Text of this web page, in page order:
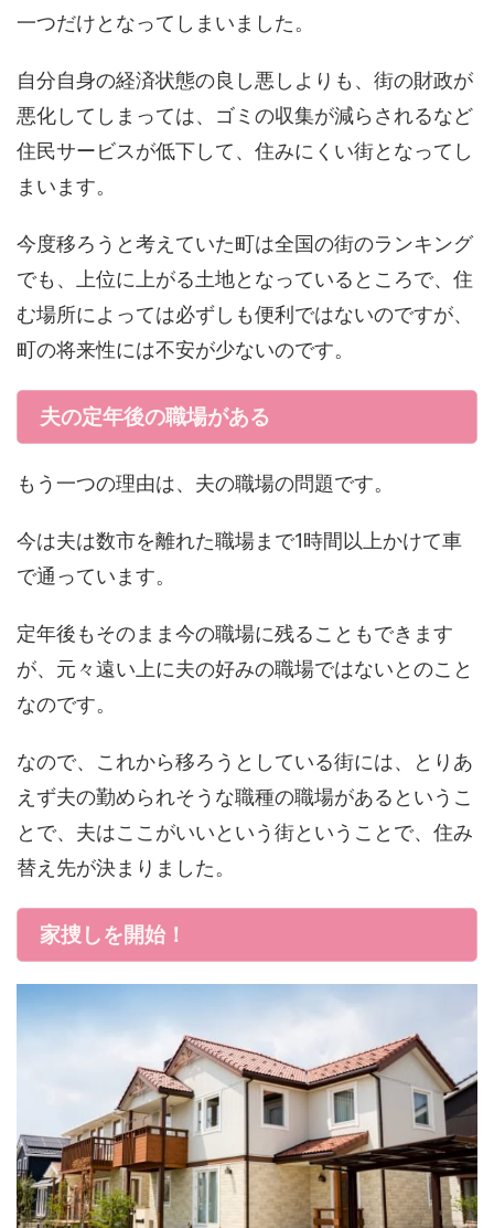
一つだけとなってしまいました。
自分自身の経済状態の良し悪しよりも、街の財政が
悪化してしまっては、ゴミの収集が減らされるなど
住民サービスが低下して、住みにくい街となってし
まいます。
今度移ろうと考えていた町は全国の街のランキング
でも、上位に上がる土地となっているところで、住
む場所によっては必ずしも便利ではないのですが、
町の将来性には不安が少ないのです。
夫の定年後の職場がある
もう一つの理由は、夫の職場の問題です。
今は夫は数市を離れた職場まで1時間以上かけて車
で通っています。
定年後もそのまま今の職場に残ることもできます
が、元々遠い上に夫の好みの職場ではないとのこと
なのです。
なので、これから移ろうとしている街には、とりあ
えず夫の勤められそうな職種の職場があるというこ
とで、夫はここがいいという街ということで、住み
替え先が決まりました。
家捜しを開始！